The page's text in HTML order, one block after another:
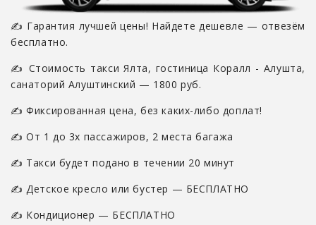
✍ Гарантия лучшей цены! Найдете дешевле — отвезём
бесплатно.
✍ Стоимость такси Ялта, гостиница Коралл - Алушта,
санаторий Алуштинский — 1800 руб.
✍ Фиксированная цена, без каких-либо доплат!
✍ От 1 до 3х пассажиров, 2 места багажа
✍ Такси будет подано в течении 20 минут
✍ Детское кресло или бустер — БЕСПЛАТНО
✍ Кондиционер — БЕСПЛАТНО